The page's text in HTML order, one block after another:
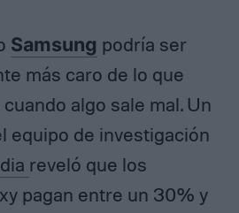
Samsung podría ser
más caro de lo que
algo sale mal. Un
equipo de investigación
reveló que los
pagan entre un 30% y